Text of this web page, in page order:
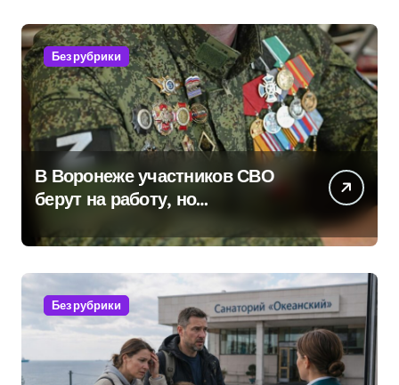
бронирования
Без рубрики
В Воронеже участников СВО
берут на работу, но
удержаться удаётся не всем
Без рубрики